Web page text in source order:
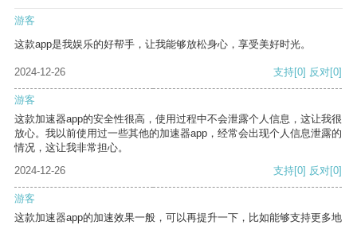
游客
这款app是我娱乐的好帮手，让我能够放松身心，享受美好时光。
2024-12-26 支持[0] 反对[0]
游客
这款加速器app的安全性很高，使用过程中不会泄露个人信息，这让我很
放心。我以前使用过一些其他的加速器app，经常会出现个人信息泄露的
情况，这让我非常担心。
2024-12-26
支持[0] 反对[0]
游客
这款加速器app的加速效果一般，可以再提升一下，比如能够支持更多地